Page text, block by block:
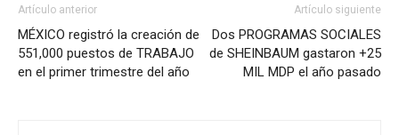
Artículo anterior
MÉXICO registró la creación de
551,000 puestos de TRABAJO
en el primer trimestre del año
Artículo siguiente
Dos PROGRAMAS SOCIALES
de SHEINBAUM gastaron +25
MIL MDP el año pasado